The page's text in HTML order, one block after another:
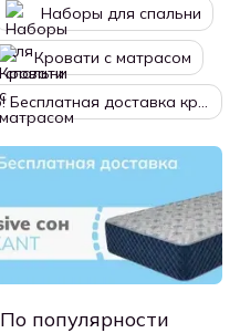
Наборы для спальни
Кровати с матрасом
Железное преимущество! Бесплатная доставка кровати
По популярности